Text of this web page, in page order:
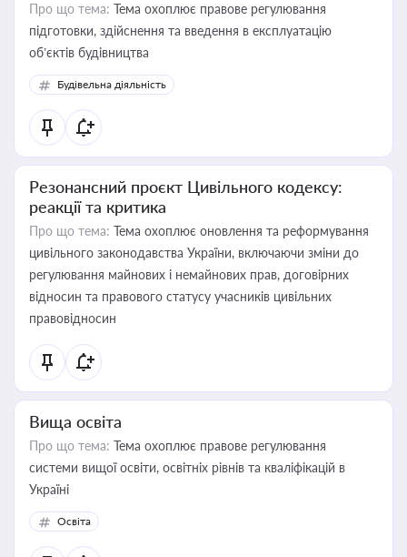
Про що тема: Тема охоплює правове регулювання
підготовки, здійснення та введення в експлуатацію
об’єктів будівництва
Будівельна діяльність
Резонансний проєкт Цивільного кодексу:
реакції та критика
Про що тема: Тема охоплює оновлення та реформування
цивільного законодавства України, включаючи зміни до
регулювання майнових і немайнових прав, договірних
відносин та правового статусу учасників цивільних
правовідносин
Вища освіта
Про що тема: Тема охоплює правове регулювання
системи вищої освіти, освітніх рівнів та кваліфікацій в
Україні
Освіта